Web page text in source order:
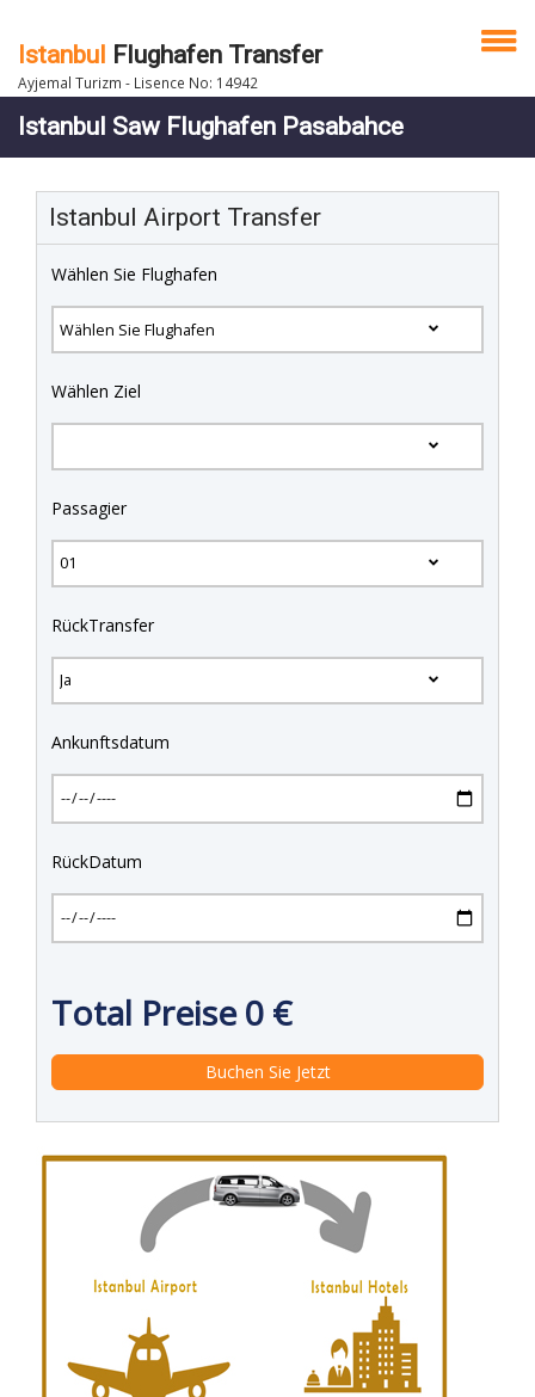
Istanbul Flughafen Transfer
Ayjemal Turizm - Lisence No: 14942
Istanbul Saw Flughafen Pasabahce
Istanbul Airport Transfer
Wählen Sie Flughafen
Wählen Ziel
Passagier
RückTransfer
Ankunftsdatum
RückDatum
Total Preise0 €